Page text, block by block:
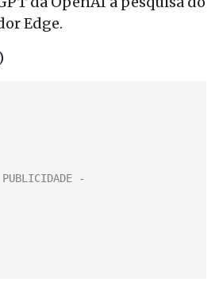
Edge.